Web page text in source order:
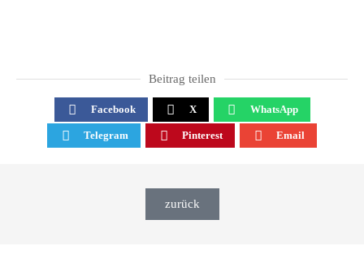
Beitrag teilen
Facebook X WhatsApp
Telegram Pinterest Email
zurück